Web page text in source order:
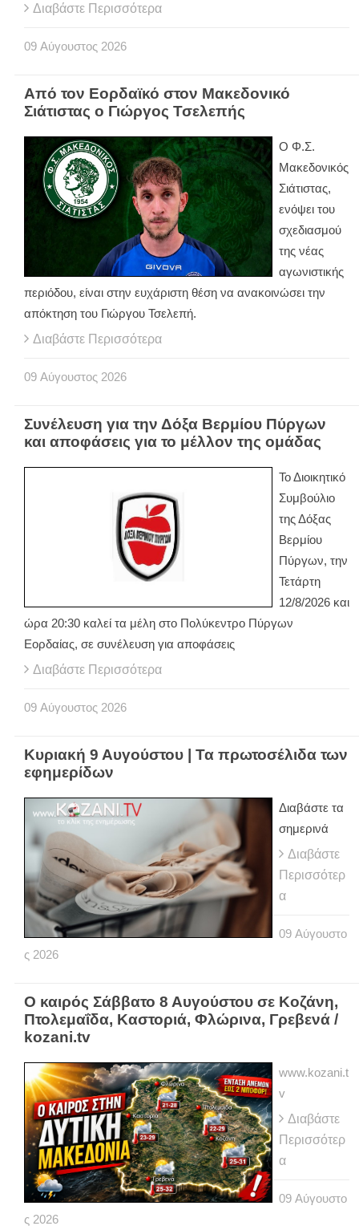
Διαβάστε Περισσότερα
09 Αύγουστος 2026
Από τον Εορδαϊκό στον Μακεδονικό
Σιάτιστας ο Γιώργος Τσελεπής
Ο Φ.Σ.
Μακεδονικός
Σιάτιστας,
ενόψει του
σχεδιασμού
της νέας
αγωνιστικής
περιόδου, είναι στην ευχάριστη θέση να ανακοινώσει την
απόκτηση του Γιώργου Τσελεπή.
Διαβάστε Περισσότερα
09 Αύγουστος 2026
Συνέλευση για την Δόξα Βερμίου Πύργων
και αποφάσεις για το μέλλον της ομάδας
Το Διοικητικό
Συμβούλιο
της Δόξας
Βερμίου
Πύργων, την
Τετάρτη
12/8/2026 και
ώρα 20:30 καλεί τα μέλη στο Πολύκεντρο Πύργων
Εορδαίας, σε συνέλευση για αποφάσεις
Διαβάστε Περισσότερα
09 Αύγουστος 2026
Κυριακή 9 Αυγούστου | Τα πρωτοσέλιδα των
εφημερίδων
Διαβάστε τα
σημερινά
Διαβάστε
Περισσότερ
α
09 Αύγουστο
ς 2026
Ο καιρός Σάββατο 8 Αυγούστου σε Κοζάνη,
Πτολεμαΐδα, Καστοριά, Φλώρινα, Γρεβενά /
kozani.tv
www.kozani.t
v
Διαβάστε
Περισσότερ
α
09 Αύγουστο
ς 2026